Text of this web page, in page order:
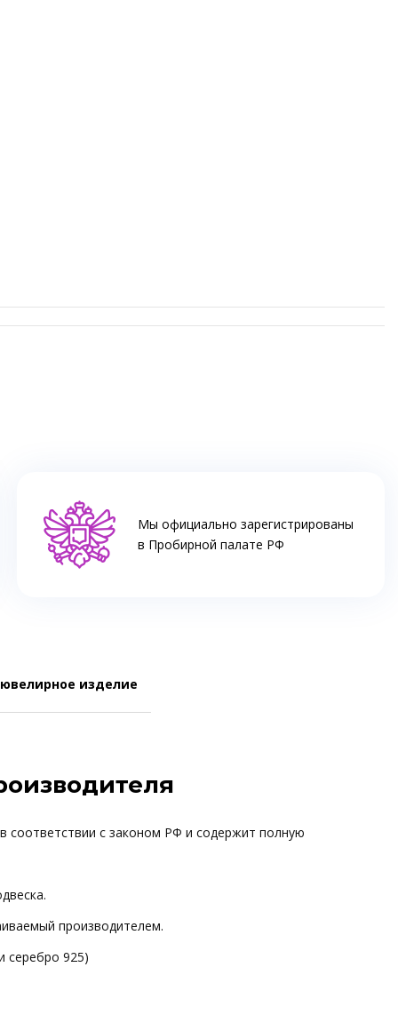
Мы официально зарегистрированы
в Пробирной палате РФ
изделие
соответствии с законом РФ и содержит полную
производителем.
серебро 925)